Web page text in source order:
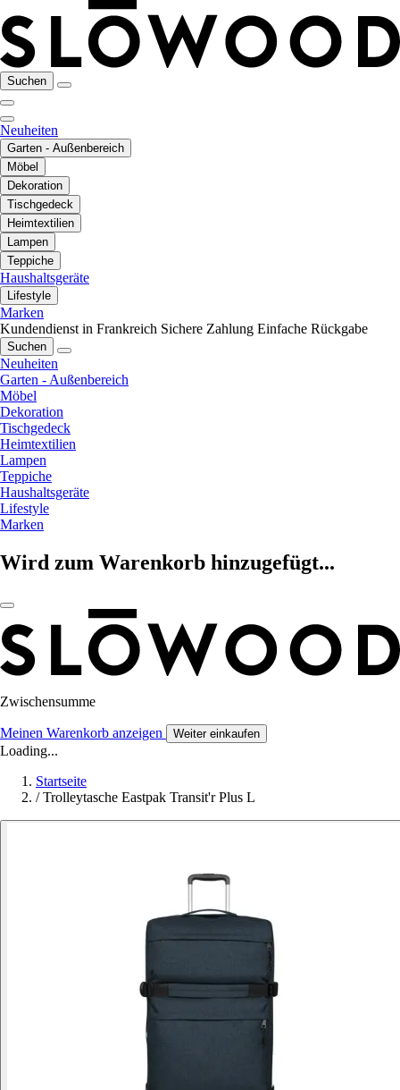
Suchen
Neuheiten
Garten - Außenbereich
Möbel
Dekoration
Tischgedeck
Heimtextilien
Lampen
Teppiche
Haushaltsgeräte
Lifestyle
Marken
Kundendienst in Frankreich Sichere Zahlung Einfache Rückgabe
Suchen
Neuheiten
Garten - Außenbereich
Möbel
Dekoration
Tischgedeck
Heimtextilien
Lampen
Teppiche
Haushaltsgeräte
Lifestyle
Marken
Wird zum Warenkorb hinzugefügt...
Zwischensumme
Meinen Warenkorb anzeigen Weiter einkaufen
Loading...
Startseite
/ Trolleytasche Eastpak Transit'r Plus L